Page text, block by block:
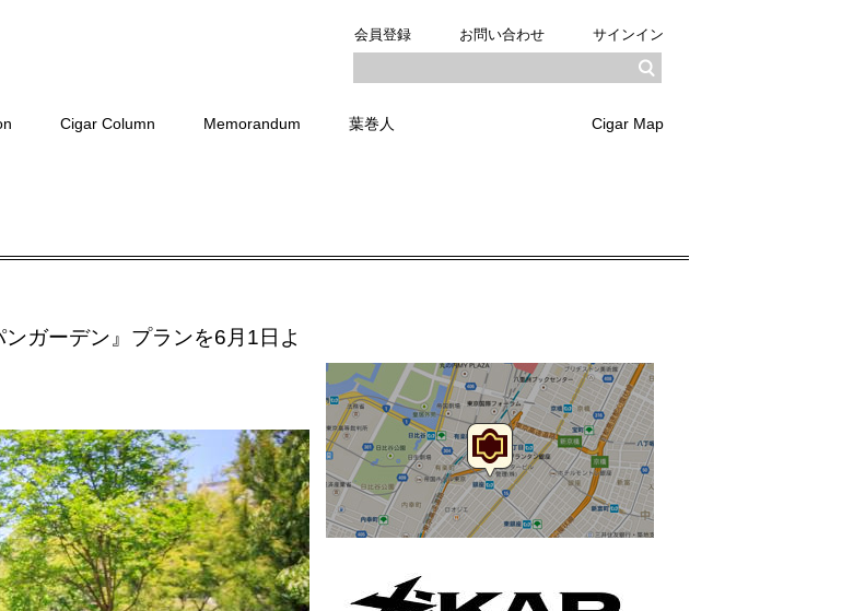
会員登録 お問い合わせ サインイン
Cigar Column Memorandum 葉巻人 Cigar Map
ガーデン』プランを6月1日よ